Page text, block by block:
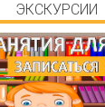
ЭКСКУРСИИ